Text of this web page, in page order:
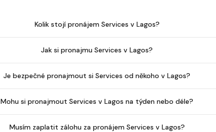
Kolik stojí pronájem Services v Lagos?
Jak si pronajmu Services v Lagos?
Je bezpečné pronajmout si Services od někoho v Lagos?
Mohu si pronajmout Services v Lagos na týden nebo déle?
Musím zaplatit zálohu za pronájem Services v Lagos?